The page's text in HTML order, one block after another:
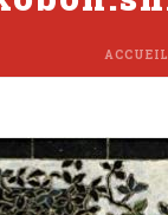
ACCUEIL